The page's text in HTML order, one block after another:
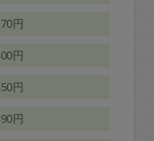
円
円
円
円